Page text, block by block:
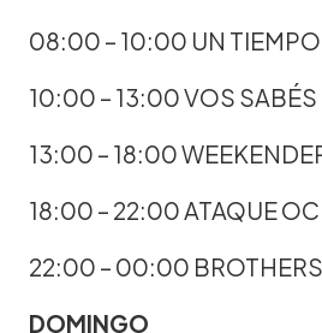
08:00 – 10:00 UN
10:00 – 13:00 VOS SABÉS
13:00 – 18:00
18:00 – 22:00 ATAQUE
22:00 – 00:00 BROTHERS
DOMINGO